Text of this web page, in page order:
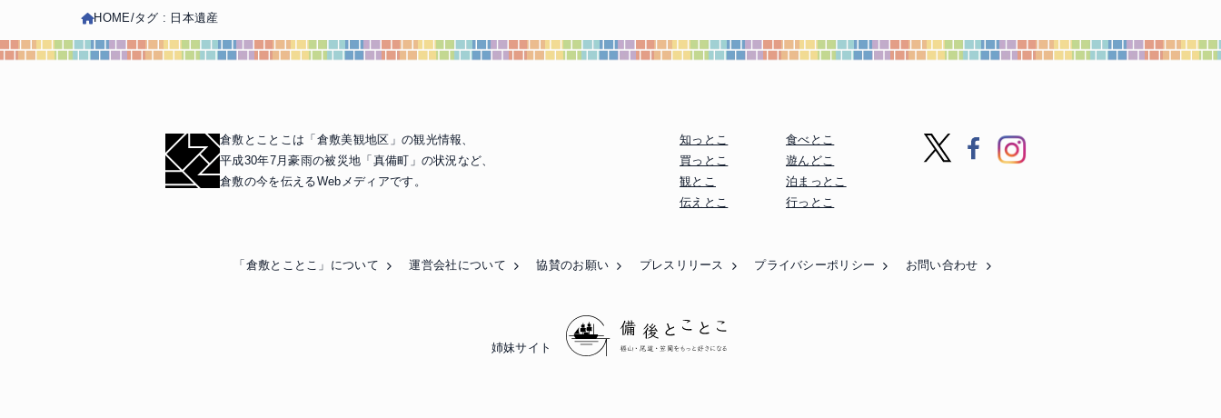
HOME タグ : 日本遺産
倉敷とことこは「倉敷美観地区」の観光情報、
平成30年7月豪雨の被災地「真備町」の状況など、
倉敷の今を伝えるWebメディアです。
知っとこ
食べとこ
買っとこ
遊んどこ
観とこ
泊まっとこ
伝えとこ
行っとこ
「倉敷とことこ」について 運営会社について 協賛のお願い プレスリリース プライバシーポリシー お問い合わせ
姉妹サイト